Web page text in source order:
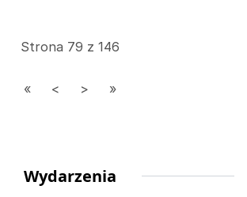
Pierwotny termin zakończenia
Strona 79 z 146
Wydarzenia